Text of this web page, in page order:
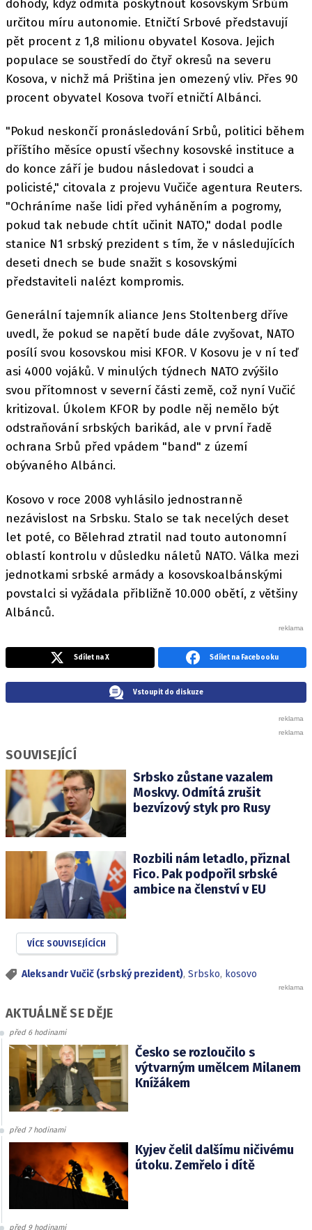
dohody, když odmítá poskytnout kosovským Srbům
určitou míru autonomie. Etničtí Srbové představují
pět procent z 1,8 milionu obyvatel Kosova. Jejich
populace se soustředí do čtyř okresů na severu
Kosova, v nichž má Priština jen omezený vliv. Přes 90
procent obyvatel Kosova tvoří etničtí Albánci.
"Pokud neskončí pronásledování Srbů, politici během
příštího měsíce opustí všechny kosovské instituce a
do konce září je budou následovat i soudci a
policisté," citovala z projevu Vučiče agentura Reuters.
"Ochráníme naše lidi před vyháněním a pogromy,
pokud tak nebude chtít učinit NATO," dodal podle
stanice N1 srbský prezident s tím, že v následujících
deseti dnech se bude snažit s kosovskými
představiteli nalézt kompromis.
Generální tajemník aliance Jens Stoltenberg dříve
uvedl, že pokud se napětí bude dále zvyšovat, NATO
posílí svou kosovskou misi KFOR. V Kosovu je v ní teď
asi 4000 vojáků. V minulých týdnech NATO zvýšilo
svou přítomnost v severní části země, což nyní Vučić
kritizoval. Úkolem KFOR by podle něj nemělo být
odstraňování srbských barikád, ale v první řadě
ochrana Srbů před vpádem "band" z území
obývaného Albánci.
Kosovo v roce 2008 vyhlásilo jednostranně
nezávislost na Srbsku. Stalo se tak necelých deset
let poté, co Bělehrad ztratil nad touto autonomní
oblastí kontrolu v důsledku náletů NATO. Válka mezi
jednotkami srbské armády a kosovskoalbánskými
povstalci si vyžádala přibližně 10.000 obětí, z většiny
Albánců.
Sdílet na X Sdílet na Facebooku
Vstoupit do diskuze
SOUVISEJÍCÍ
Srbsko zůstane vazalem
Moskvy. Odmítá zrušit
bezvízový styk pro Rusy
Rozbili nám letadlo, přiznal
Fico. Pak podpořil srbské
ambice na členství v EU
VÍCE SOUVISEJÍCÍCH
Aleksandr Vučič (srbský prezident), Srbsko, kosovo
AKTUÁLNĚ SE DĚJE
před 6 hodinami
Česko se rozloučilo s
výtvarným umělcem Milanem
Knížákem
před 7 hodinami
Kyjev čelil dalšímu ničivému
útoku. Zemřelo i dítě
před 9 hodinami